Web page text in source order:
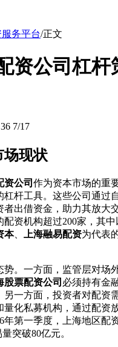
务平台/正文
资公司杠杆
36 7/17
场现状
资公司 作为资本市场的重
杠杆工具。这些公司通过
者出借资金，助力其放大
资机构超过200家，其中
本、 上海融易配资为代表
势。一方面，监管层对场
股票配资公司 必须持有金
一方面，投资者对配资
量化私募机构，通过配资
年第一季度，上海地区配
突破80亿元。